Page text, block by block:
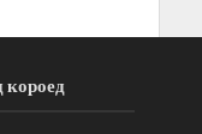
короед